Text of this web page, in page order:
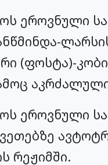
ეროვნული
(ფოსტა)-
ეროვნული
რეჟიმში.